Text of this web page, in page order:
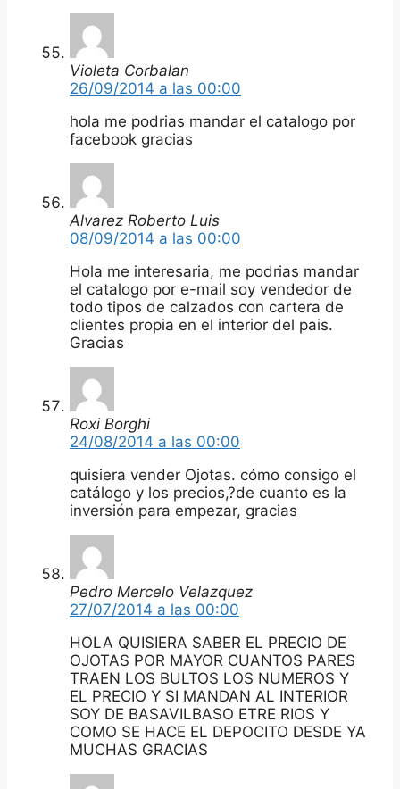
Violeta Corbalan
26/09/2014 a las 00:00
hola me podrias mandar el catalogo por
facebook gracias
Alvarez Roberto Luis
08/09/2014 a las 00:00
Hola me interesaria, me podrias mandar
el catalogo por e-mail soy vendedor de
todo tipos de calzados con cartera de
clientes propia en el interior del pais.
Gracias
Roxi Borghi
24/08/2014 a las 00:00
quisiera vender Ojotas. cómo consigo el
catálogo y los precios,?de cuanto es la
inversión para empezar, gracias
Pedro Mercelo Velazquez
27/07/2014 a las 00:00
HOLA QUISIERA SABER EL PRECIO DE
OJOTAS POR MAYOR CUANTOS PARES
TRAEN LOS BULTOS LOS NUMEROS Y
EL PRECIO Y SI MANDAN AL INTERIOR
SOY DE BASAVILBASO ETRE RIOS Y
COMO SE HACE EL DEPOCITO DESDE YA
MUCHAS GRACIAS